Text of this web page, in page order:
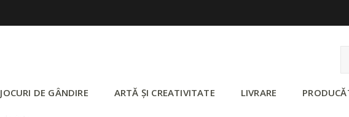
JOCURI DE GÂNDIRE ARTĂ ȘI CREATIVITATE LIVRARE